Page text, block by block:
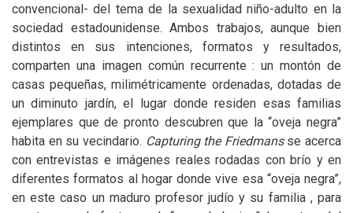
convencional- del tema de la sexualidad niño-adulto en la
sociedad estadounidense. Ambos trabajos, aunque bien
distintos en sus intenciones, formatos y resultados,
comparten una imagen común recurrente : un montón de
casas pequeñas, milimétricamente ordenadas, dotadas de
un diminuto jardín, el lugar donde residen esas familias
ejemplares que de pronto descubren que la “oveja negra”
habita en su vecindario. Capturing the Friedmansse acerca
con entrevistas e imágenes reales rodadas con brío y en
diferentes formatos al hogar donde vive esa “oveja negra”,
en este caso un maduro profesor judío y su familia , para